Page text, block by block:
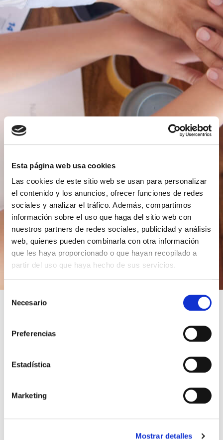
Esta página web usa cookies
Las cookies de este sitio web se usan para personalizar
el contenido y los anuncios, ofrecer funciones de redes
sociales y analizar el tráfico. Además, compartimos
información sobre el uso que haga del sitio web con
nuestros partners de redes sociales, publicidad y análisis
web, quienes pueden combinarla con otra información
que les haya proporcionado o que hayan recopilado a
partir del uso que haya hecho de sus servicios.
Selección
Necesario
Preferencias
Estadística
Marketing
Mostrar detalles
de expertos en
Cada uno de nosotros comparte un
compromiso común:
manera más efectiva posible.
Integrantes de nuestro